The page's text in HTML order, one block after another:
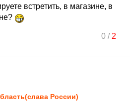
встретить, в магазине, в
0/ 2
России)